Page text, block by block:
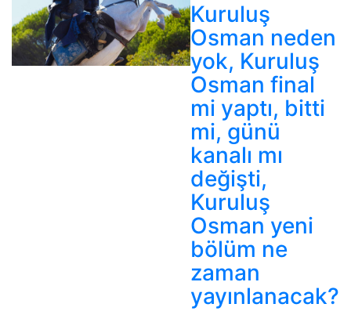
Kuruluş
Osman neden
yok, Kuruluş
Osman final
mi yaptı, bitti
mi, günü
kanalı mı
değişti,
Kuruluş
Osman yeni
bölüm ne
zaman
yayınlanacak?